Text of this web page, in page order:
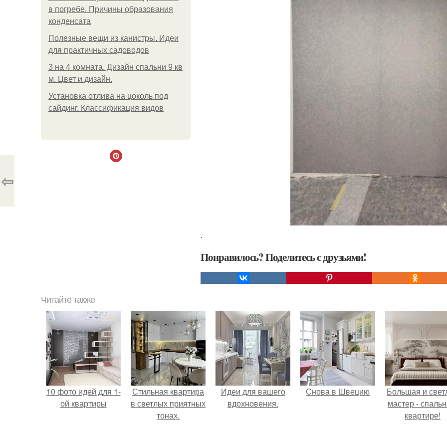
в погребе. Причины образования
конденсата
Полезные вещи из канистры. Идеи
для практичных садоводов
3 на 4 комната. Дизайн спальни 9 кв
м. Цвет и дизайн.
Установка отлива на цоколь под
сайдинг. Классификация видов
.
Понравилось? Поделитесь с друзьями!
⇦
Читайте также
10 фото идей для 1-
ой квартиры
Стильная квартира
в светлых приятных
тонах.
Идеи для вашего
вдохновения.
Снова в Швецию
Большая и
мастер -
квартире!